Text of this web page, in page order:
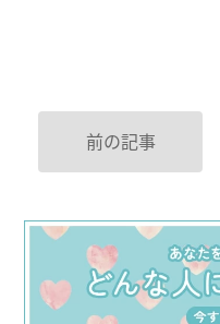
前の記事